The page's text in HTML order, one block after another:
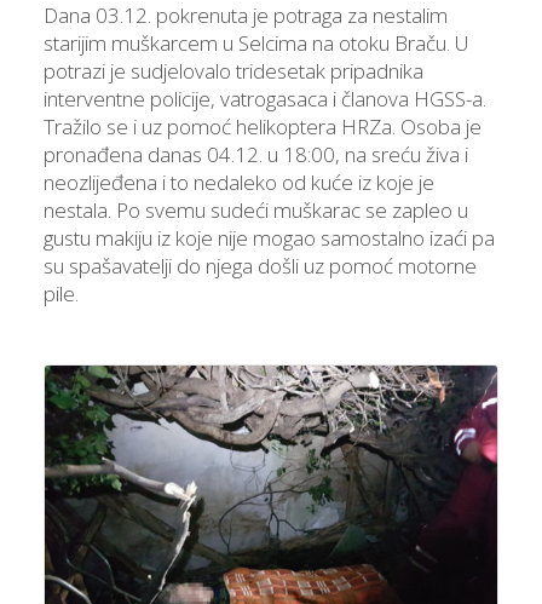
Dana 03.12. pokrenuta je potraga za nestalim
starijim muškarcem u Selcima na otoku Braču. U
potrazi je sudjelovalo tridesetak pripadnika
interventne policije, vatrogasaca i članova HGSS-a.
Tražilo se i uz pomoć helikoptera HRZa. Osoba je
pronađena danas 04.12. u 18:00, na sreću živa i
neozlijeđena i to nedaleko od kuće iz koje je
nestala. Po svemu sudeći muškarac se zapleo u
gustu makiju iz koje nije mogao samostalno izaći pa
su spašavatelji do njega došli uz pomoć motorne
pile.